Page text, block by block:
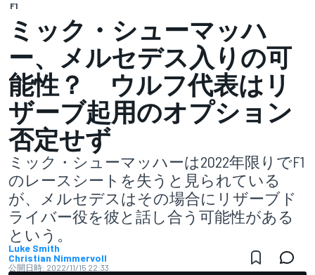
F1
ミック・シューマッハ
ー、メルセデス入りの可
能性？ ウルフ代表はリ
ザーブ起用のオプション
否定せず
ミック・シューマッハーは2022年限りでF1
のレースシートを失うと見られている
が、メルセデスはその場合にリザーブド
ライバー役を彼と話し合う可能性がある
という。
Luke Smith
Christian Nimmervoll
公開日時: 2022/11/15 22:33